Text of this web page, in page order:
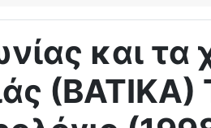
και τα
(ΒΑΤΙΚΑ)